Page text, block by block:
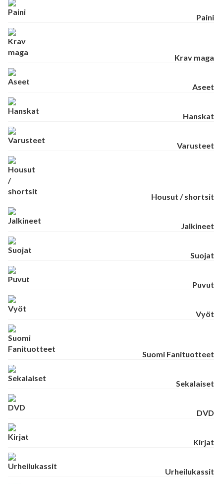
Paini
Krav maga
Aseet
Hanskat
Varusteet
Housut / shortsit
Jalkineet
Suojat
Puvut
Vyöt
Suomi Fanituotteet
Sekalaiset
DVD
Kirjat
Urheilukassit